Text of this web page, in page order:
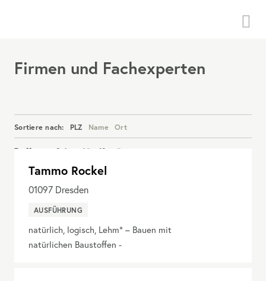
Firmen und Fachexperten
Sortiere nach: PLZ Name Ort
Treffer pro Seite: 20 40 alle
Details anzeigen
Tammo Rockel
01097 Dresden
AUSFÜHRUNG
natürlich, logisch, Lehm* – Bauen mit
natürlichen Baustoffen -